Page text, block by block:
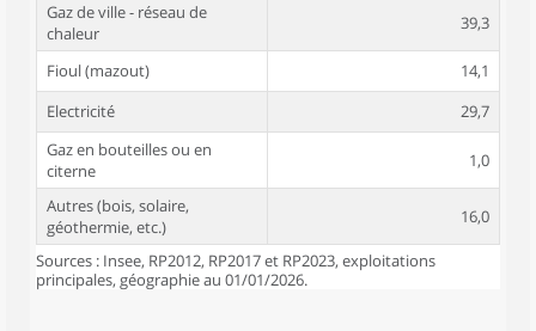
Gaz de ville - réseau de
chaleur
39,3
Fioul (mazout)
14,1
Electricité
29,7
Gaz en bouteilles ou en
citerne
1,0
Autres (bois, solaire,
géothermie, etc.)
16,0
Sources : Insee, RP2012, RP2017 et RP2023, exploitations
principales, géographie au 01/01/2026.